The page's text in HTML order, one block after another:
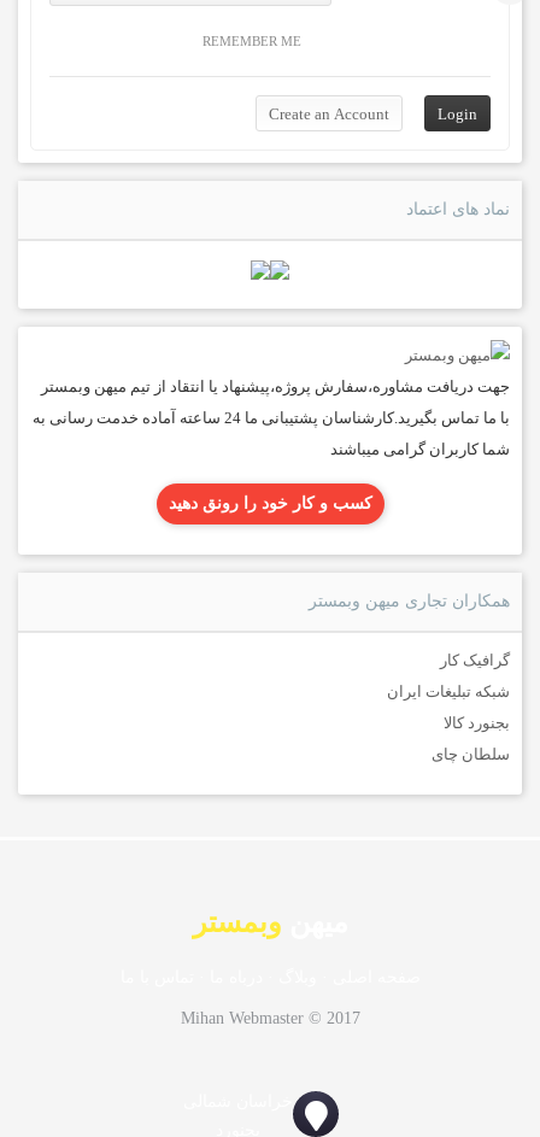
REMEMBER ME
نماد های اعتماد
جهت دریافت مشاوره،سفارش پروژه،پیشنهاد یا انتقاد از تیم میهن وبمستر
با ما تماس بگیرید.کارشناسان پشتیبانی ما 24 ساعته آماده خدمت رسانی به
شما کاربران گرامی میباشند
کسب و کار خود را رونق دهید
همکاران تجاری میهن وبمستر
گرافیک کار
شبکه تبلیغات ایران
بجنورد کالا
سلطان چای
وبمستر
Mihan Webmaster © 2017